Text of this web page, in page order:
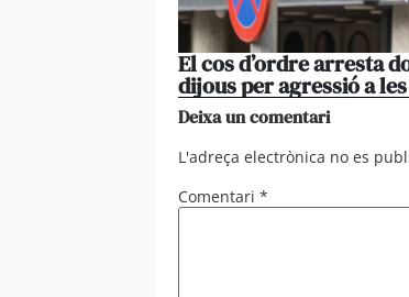
El cos d’ordre arresta
dijous per agressió a
Deixa un comentari
L'adreça electrònica no es
Comentari *